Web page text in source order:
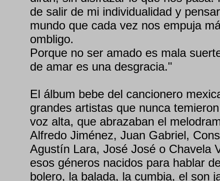
de salir de mi individualidad y
mundo que cada vez nos empuja
ombligo.
Porque no ser amado es mala
de amar es una desgracia."
El álbum bebe del cancionero
grandes artistas que nunca
voz alta, que abrazaban el
Alfredo Jiménez, Juan Gabriel,
Agustín Lara, José José o Chavela
esos géneros nacidos para hablar
bolero, la balada, la cumbia, el son